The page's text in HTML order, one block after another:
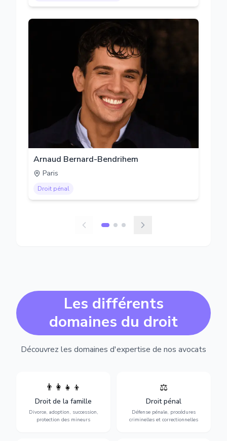
Arnaud Bernard-Bendrihem
Paris
Droit pénal
Les différents
domaines du droit
Découvrez les domaines d'expertise de nos avocats
👨‍👩‍👧‍👦
Droit de la famille
Divorce, adoption, succession,
protection des mineurs
Divorce, garde d'enfants,
adoption, succession et
protection des personnes
vulnérables.
⚖️
Droit pénal
Défense pénale, procédures
criminelles et correctionnelles
Expertise en matière pénale,
vue jusqu'au procès, pour
toute affaire correctionnelle
ou criminelle.